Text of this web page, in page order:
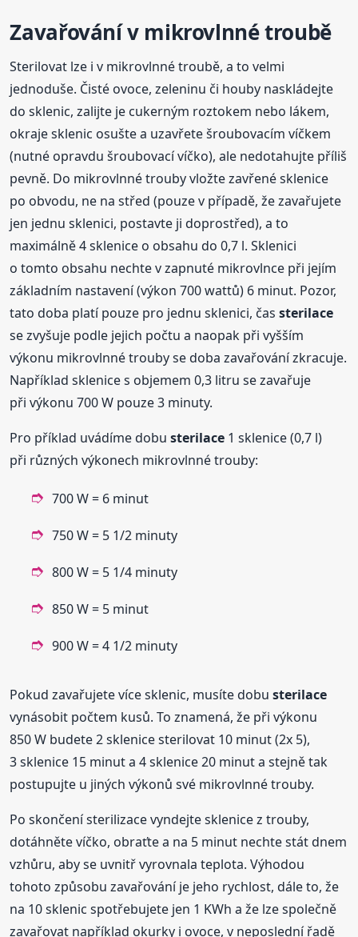
Zavařování v mikrovlnné troubě
Sterilovat lze i v mikrovlnné troubě, a to velmi
jednoduše. Čisté ovoce, zeleninu či houby naskládejte
do sklenic, zalijte je cukerným roztokem nebo lákem,
okraje sklenic osušte a uzavřete šroubovacím víčkem
(nutné opravdu šroubovací víčko), ale nedotahujte příliš
pevně. Do mikrovlnné trouby vložte zavřené sklenice
po obvodu, ne na střed (pouze v případě, že zavařujete
jen jednu sklenici, postavte ji doprostřed), a to
maximálně 4 sklenice o obsahu do 0,7 l. Sklenici
o tomto obsahu nechte v zapnuté mikrovlnce při jejím
základním nastavení (výkon 700 wattů) 6 minut. Pozor,
tato doba platí pouze pro jednu sklenici, čassterilace
se zvyšuje podle jejich počtu a naopak při vyšším
výkonu mikrovlnné trouby se doba zavařování zkracuje.
Například sklenice s objemem 0,3 litru se zavařuje
při výkonu 700 W pouze 3 minuty.
Pro příklad uvádíme dobusterilace 1 sklenice (0,7 l)
při různých výkonech mikrovlnné trouby:
700 W = 6 minut
750 W = 5 1/2 minuty
800 W = 5 1/4 minuty
850 W = 5 minut
900 W = 4 1/2 minuty
Pokud zavařujete více sklenic, musíte dobusterilace
vynásobit počtem kusů. To znamená, že při výkonu
850 W budete 2 sklenice sterilovat 10 minut (2x 5),
3 sklenice 15 minut a 4 sklenice 20 minut a stejně tak
postupujte u jiných výkonů své mikrovlnné trouby.
Po skončení sterilizace vyndejte sklenice z trouby,
dotáhněte víčko, obraťte a na 5 minut nechte stát dnem
vzhůru, aby se uvnitř vyrovnala teplota. Výhodou
tohoto způsobu zavařování je jeho rychlost, dále to, že
na 10 sklenic spotřebujete jen 1 KWh a že lze společně
zavařovat například okurky i ovoce, v neposlední řadě